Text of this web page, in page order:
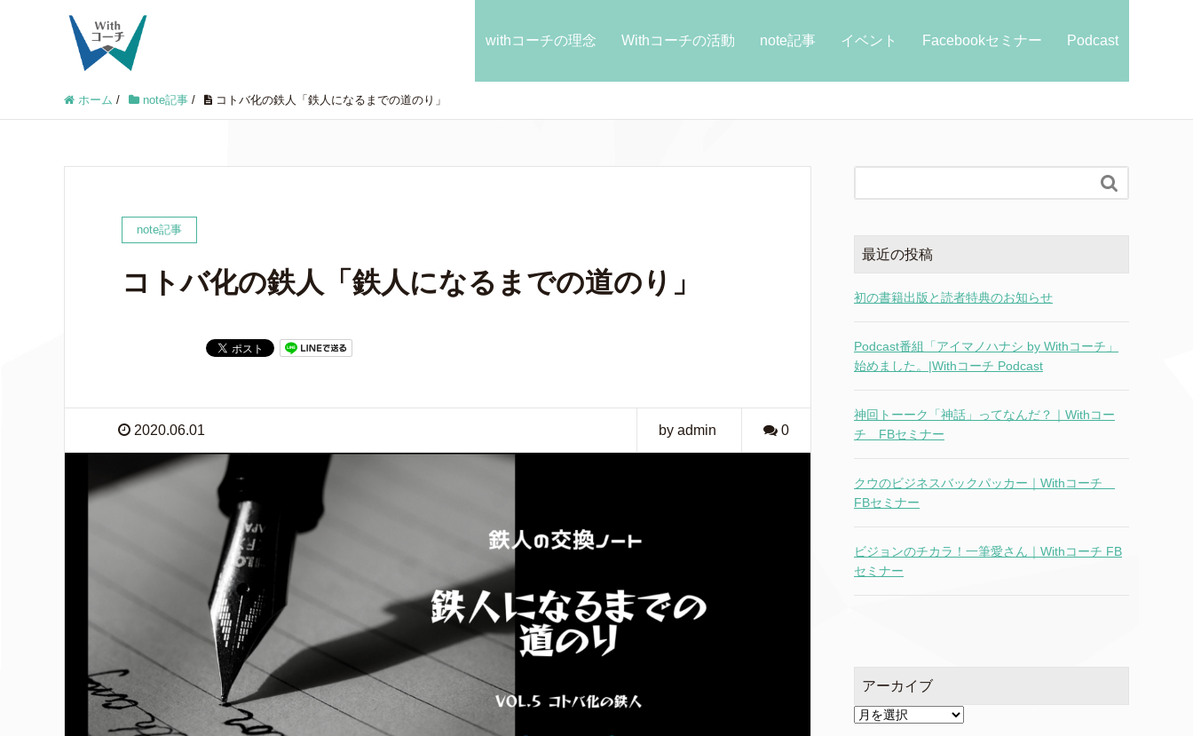
withコーチの理念 Withコーチの活動 note記事 イベント Facebookセミナー Podcast
ホーム / note記事 / コトバ化の鉄人「鉄人になるまでの道のり」
note記事
コトバ化の鉄人「鉄人になるまでの道のり」
2020.06.01 by admin 0

最近の投稿
初の書籍出版と読者特典のお知らせ
Podcast番組「アイマノハナシ by Withコーチ」
始めました。|Withコーチ Podcast
神回トーーク「神話」ってなんだ？｜Withコー
チ FBセミナー
クウのビジネスバックパッカー｜Withコーチ
FBセミナー
ビジョンのチカラ！一筆愛さん｜Withコーチ FB
セミナー
アーカイブ
ア